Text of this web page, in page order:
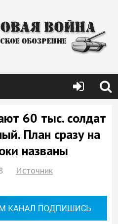
60 тыс. солдат
План сразу на
названы
Источник